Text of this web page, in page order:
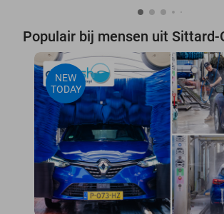
Populair bij mensen uit Sittard-
NEW
TODAY